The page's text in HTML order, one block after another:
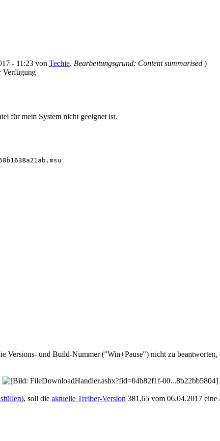
- 11:23 von Techie. Bearbeitungsgrund: Content summarised )
Verfügung
für mein System nicht geeignet ist.
Versions- und Build-Nummer ("Win+Pause") nicht zu
), soll die aktuelle Treiber-Version 381.65 vom 06.04.2017 eine